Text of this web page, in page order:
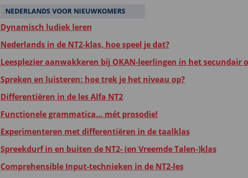
NEDERLANDS VOOR NIEUWKOMERS
Dynamisch ludiek leren
Nederlands in de NT2-klas, hoe speel je dat?
Leesplezier aanwakkeren bij OKAN-leerlingen in het secundair
Spreken en luisteren: hoe trek je het niveau op?
Differentiëren in de les Alfa NT2
Functionele grammatica… mét prosodie!
Experimenteren met differentiëren in de taalklas
Spreekdurf in en buiten de NT2- (en Vreemde Talen-)klas
Comprehensible Input-technieken in de NT2-les